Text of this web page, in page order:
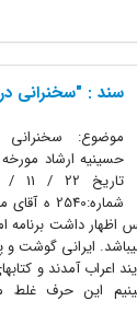
سند : "سخنرانی در
موضوع: سخنرانى
شماره:2540 ه
اظهار داشت
ایرانى گوشت
آمدند و
این حرف